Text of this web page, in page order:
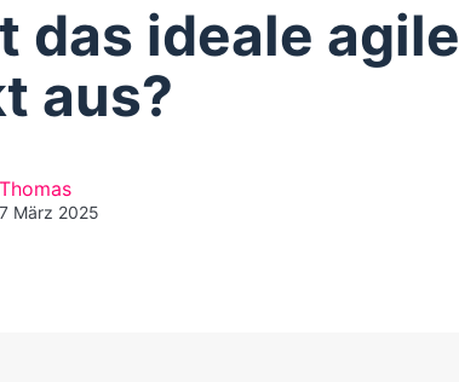
das ideale agile
aus?
Thomas
7 März 2025